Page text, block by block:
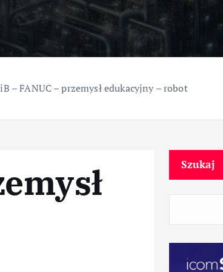
– FANUC – przemysł edukacyjny – robot
Szukaj